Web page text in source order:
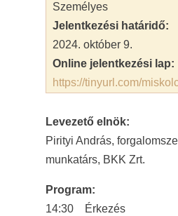
Személyes
Jelentkezési határidő:
2024. október 9.
Online jelentkezési lap:
https://tinyurl.com/
Levezető elnök:
Pirityi András,
munkatárs, BKK Zrt.
Program:
14:30 Érkezés